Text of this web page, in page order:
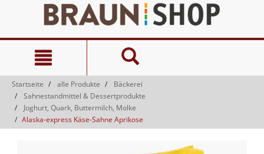
springen
Navigationsmenü
springen
Startseite alle Produkte
Bäckerei
Sahnestandmittel & Dessertprodukte
Joghurt, Quark, Buttermilch, Molke
Alaska-express Käse-Sahne Aprikose